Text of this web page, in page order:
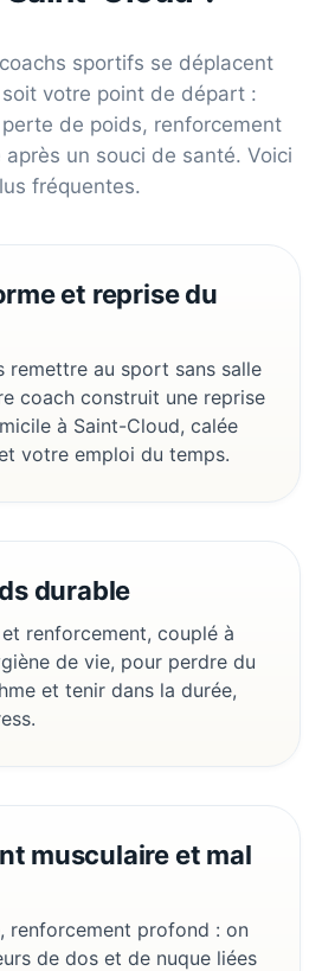
sportifs se déplacent
votre point de départ :
de poids, renforcement
un souci de santé. Voici
fréquentes.
et reprise du
remettre au sport sans salle
coach construit une reprise
à Saint-Cloud, calée
votre emploi du temps.
durable
renforcement, couplé à
de vie, pour perdre du
et tenir dans la durée,
musculaire et mal
renforcement profond : on
de dos et de nuque liées